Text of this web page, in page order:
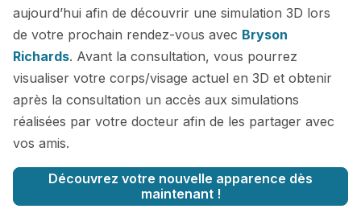
aujourd’hui afin de découvrir une simulation 3D lors
de votre prochain rendez-vous avec Bryson
Richards. Avant la consultation, vous pourrez
visualiser votre corps/visage actuel en 3D et obtenir
après la consultation un accès aux simulations
réalisées par votre docteur afin de les partager avec
vos amis.
Découvrez votre nouvelle apparence dès
maintenant !